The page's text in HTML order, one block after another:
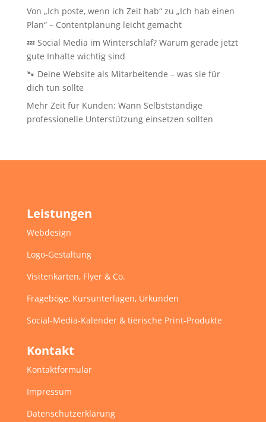
Von „Ich poste, wenn ich Zeit hab“ zu „Ich hab einen
Plan“ – Contentplanung leicht gemacht
💤 Social Media im Winterschlaf? Warum gerade jetzt
gute Inhalte wichtig sind
🐾 Deine Website als Mitarbeitende – was sie für
dich tun sollte
Mehr Zeit für Kunden: Wann Selbstständige
professionelle Unterstützung einsetzen sollten
Leistungen
Webdesign
Logo-Gestaltung
Visitenkarten, Flyer & Co.
Frageböge, Kursunterlagen, Urkunden
Social-Media-Kalender & tierische Print-Produkte
Kontakt
Kontaktformular
Impressum
Datenschutzerklärung